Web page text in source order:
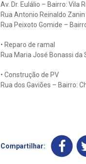
Av. Dr. Eulálio – Bairro: Vila
Rua Antonio Reinaldo Zanin
Rua Peixoto Gomide –
• Reparo de ramal
Rua Maria José Bonassi da
• Construção de PV
Rua dos Gaviões – Bairro:
Compartilhar: